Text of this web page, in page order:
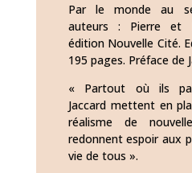
Par le monde au
auteurs : Pierre et
édition Nouvelle Cité.
195 pages. Préface de
« Partout où ils
Jaccard mettent en
réalisme de
redonnent espoir aux
vie de tous ».